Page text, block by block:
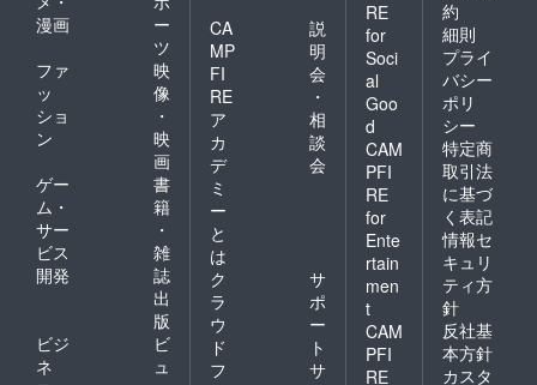
漫画
ー
ツ
ファ
ッ
ショ
ン
映
像
・
映
画
ゲー
ム・
サー
ビス
開発
書
籍
・
雑
誌
出
版
ビジ
ネ
ビ
ュ
CA
MP
FI
RE
ア
カ
デ
ミ
ー
と
は
説
明
会
・
相
談
会
ク
ラ
ウ
ド
フ
サ
ポ
ー
ト
サ
RE
for
Soci
al
Goo
d
CAM
PFI
RE
for
Ente
rtain
men
t
CAM
PFI
RE
約
細則
プライ
バシー
ポリ
シー
特定商
取引法
に基づ
く表記
情報セ
キュリ
ティ方
針
反社基
本方針
カスタ